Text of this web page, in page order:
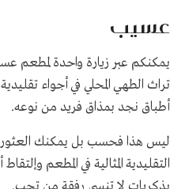
عسيب
يمكنكم عبر زيارة واحدة لمطعم
تراث الطهي المحلي في أجواء تقليدية
أطباق نجد بمذاق فريد من نوعه.
ليس هذا فحسب بل يمكنك العثور
التقليدية المثالية في المطعم